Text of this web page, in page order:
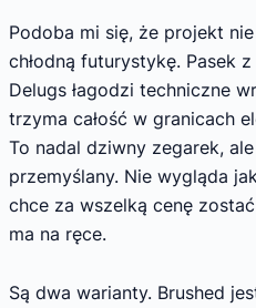
Podoba mi się, że projekt
chłodną futurystykę. Pasek
Delugs łagodzi techniczne
trzyma całość w granicach
To nadal dziwny zegarek,
przemyślany. Nie wygląda
chce za wszelką cenę
ma na ręce.
Są dwa warianty. Brushed